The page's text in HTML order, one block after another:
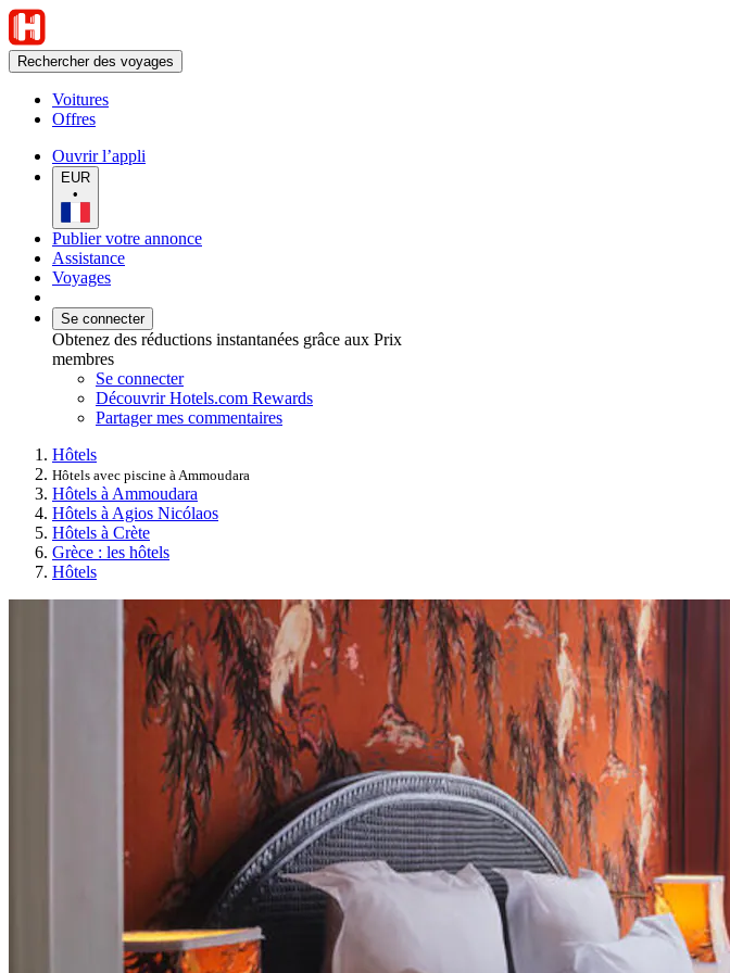
Rechercher des voyages
Voitures
Offres
Ouvrir l’appli
EUR
•
Publier votre annonce
Assistance
Voyages
Se connecter
Obtenez des réductions instantanées grâce aux Prix
membres
Se connecter
Découvrir Hotels.com Rewards
Partager mes commentaires
Hôtels
Hôtels avec piscine à Ammoudara
Hôtels à Ammoudara
Hôtels à Agios Nicólaos
Hôtels à Crète
Grèce : les hôtels
Hôtels